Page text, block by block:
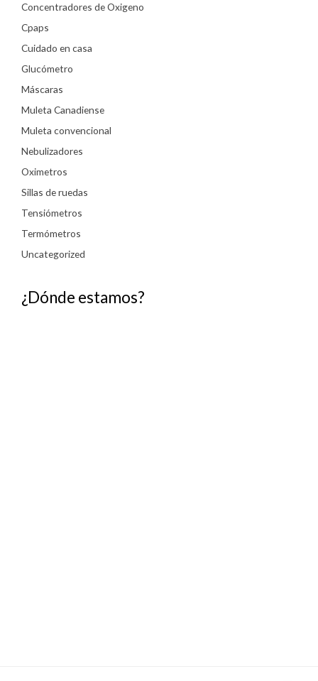
Concentradores de Oxigeno
Cpaps
Cuidado en casa
Glucómetro
Máscaras
Muleta Canadiense
Muleta convencional
Nebulizadores
Oximetros
Sillas de ruedas
Tensiómetros
Termómetros
Uncategorized
¿Dónde estamos?